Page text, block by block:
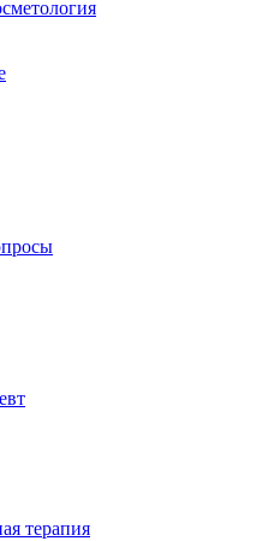
терапия